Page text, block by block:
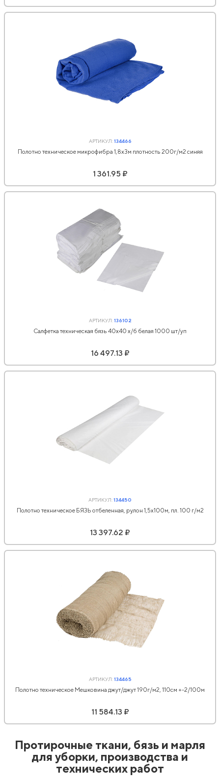
АРТИКУЛ:134466
Полотно техническое микрофибра 1,8х3м плотность 200г/м2 синяя
1 361.95 ₽
АРТИКУЛ:136102
Салфетка техническая бязь 40х40 х/б белая 1000 шт/уп
16 497.13 ₽
АРТИКУЛ:134450
Полотно техническое БЯЗЬ отбеленная, рулон 1,5х100м, пл. 100 г/м2
13 397.62 ₽
АРТИКУЛ:134465
Полотно техническое Мешковина джут/джут 190г/м2, 110см +-2/100м
11 584.13 ₽
Протирочные ткани, бязь и марля
для уборки, производства и
технических работ